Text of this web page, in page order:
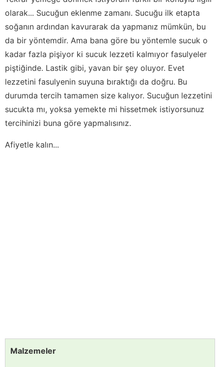
olarak... Sucuğun eklenme zamanı. Sucuğu ilk etapta
soğanın ardından kavurarak da yapmanız mümkün, bu
da bir yöntemdir. Ama bana göre bu yöntemle sucuk o
kadar fazla pişiyor ki sucuk lezzeti kalmıyor fasulyeler
piştiğinde. Lastik gibi, yavan bir şey oluyor. Evet
lezzetini fasulyenin suyuna bıraktığı da doğru. Bu
durumda tercih tamamen size kalıyor. Sucuğun lezzetini
sucukta mı, yoksa yemekte mi hissetmek istiyorsunuz
tercihinizi buna göre yapmalısınız.
Afiyetle kalın...
Malzemeler